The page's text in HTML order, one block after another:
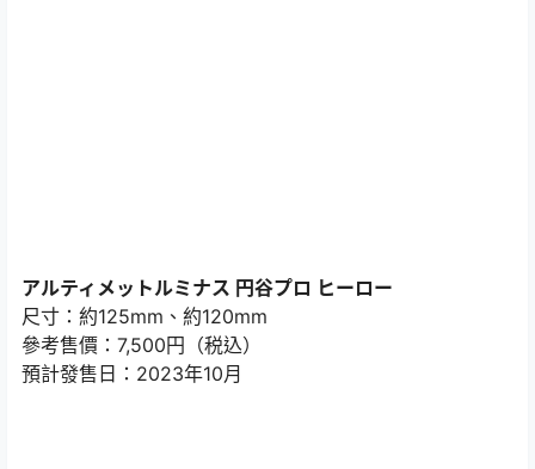
アルティメットルミナス 円谷プロ ヒーロー
尺寸：約125mm、約120mm
參考售價：7,500円（税込）
預計發售日：2023年10月